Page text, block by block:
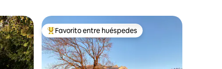
Favorito entre huéspedes preferido
Favorito entre huéspedes